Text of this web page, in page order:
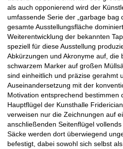
als auch opponierend wird der
umfassende Serie der „garbage bag
gesamte Ausstellungsfläche
Weiterentwicklung der bekannten
speziell für diese Ausstellung
Abkürzungen und Akronyme auf,
schwarzem Marker auf großen
sind einheitlich und präzise gerahmt
Auseinandersetzung mit der
Motivation entsprechend bestimmen
Hauptflügel der Kunsthalle
verweisen nur die Zeichnungen auf
anschließenden Seitenflügel
Säcke werden dort überwiegend
befestigt, dabei sowohl sich selbst